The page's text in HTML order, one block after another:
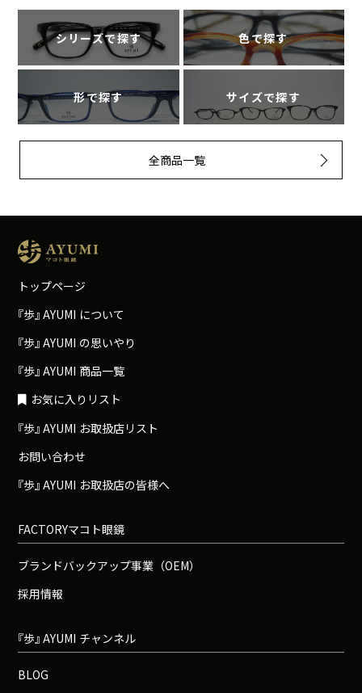
シリーズで探す 色で探す
形で探す サイズで探す
全商品一覧
トップページ
『歩』AYUMI について
『歩』AYUMI の思いやり
『歩』AYUMI 商品一覧
お気に入りリスト
『歩』AYUMI お取扱店リスト
お問い合わせ
『歩』AYUMI お取扱店の皆様へ
FACTORYマコト眼鏡
ブランドバックアップ事業（OEM）
採用情報
『歩』AYUMI チャンネル
BLOG